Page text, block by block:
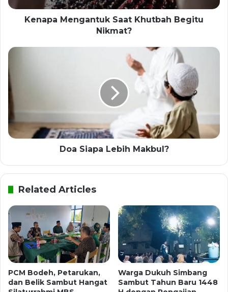
Kenapa Mengantuk Saat Khutbah Begitu
Nikmat?
Doa Siapa Lebih Makbul?
Related Articles
PCM Bodeh, Petarukan,
dan Belik Sambut Hangat
Warga Dukuh Simbang
Sambut Tahun Baru 1448